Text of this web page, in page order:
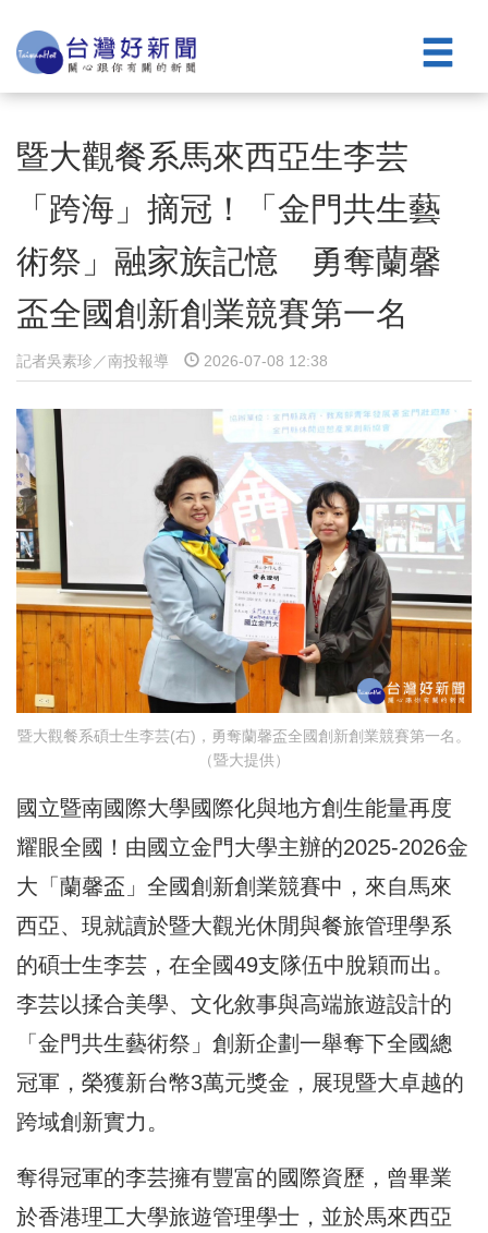
暨大觀餐系馬來西亞生李芸
「跨海」摘冠！「金門共生藝
術祭」融家族記憶 勇奪蘭馨
盃全國創新創業競賽第一名
記者吳素珍／南投報導 2026-07-08 12:38
暨大觀餐系碩士生李芸(右)，勇奪蘭馨盃全國創新創業競賽第一名。
（暨大提供）
國立暨南國際大學國際化與地方創生能量再度
耀眼全國！由國立金門大學主辦的2025-2026金
大「蘭馨盃」全國創新創業競賽中，來自馬來
西亞、現就讀於暨大觀光休閒與餐旅管理學系
的碩士生李芸，在全國49支隊伍中脫穎而出。
李芸以揉合美學、文化敘事與高端旅遊設計的
「金門共生藝術祭」創新企劃一舉奪下全國總
冠軍，榮獲新台幣3萬元獎金，展現暨大卓越的
跨域創新實力。
奪得冠軍的李芸擁有豐富的國際資歷，曾畢業
於香港理工大學旅遊管理學士，並於馬來西亞